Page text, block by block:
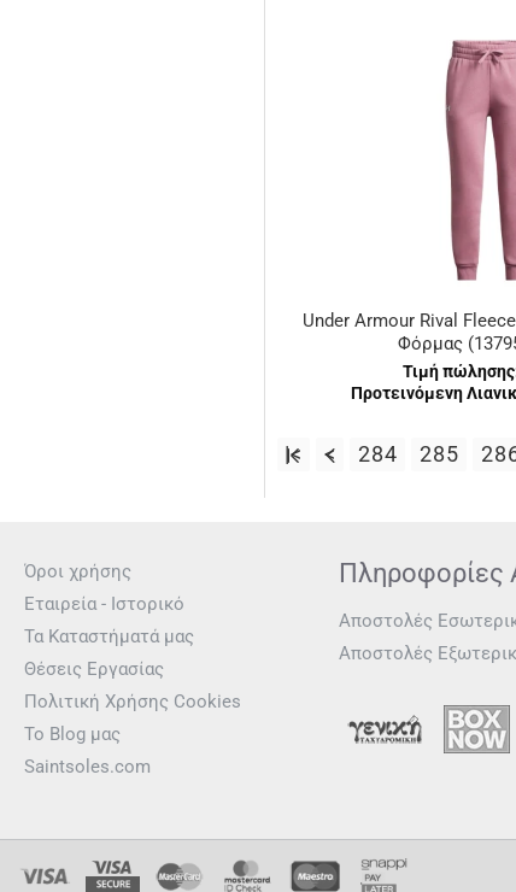
Under Armour Rival
Φόρμας
Τιμή
Προτεινόμενη
|< < 284 285
Όροι χρήσης
Εταιρεία - Ιστορικό
Τα Καταστήματά μας
Θέσεις Εργασίας
Πολιτική Χρήσης Cookies
Το Blog μας
Saintsoles.com
Πληροφορίες
Αποστολές
Αποστολές